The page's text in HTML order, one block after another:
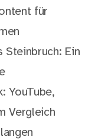
für
Ein
YouTube,
Vergleich